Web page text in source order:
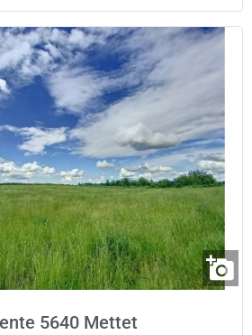
5640 Mettet